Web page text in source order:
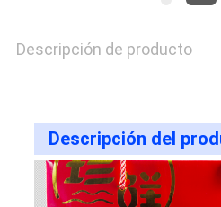
SITIO
POLICY
Descripción de producto
Descripción del